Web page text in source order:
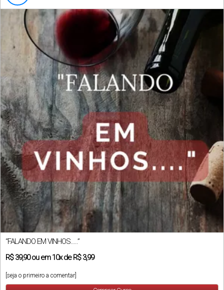
“FALANDO EM VINHOS…..”
R$39,90ou em10xde R$ 3,99
[seja o primeiro a comentar]